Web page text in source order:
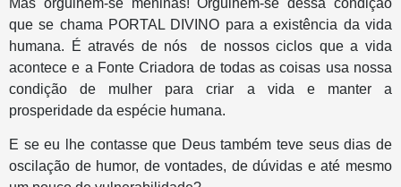
que se chama PORTAL DIVINO para a existência da vida
humana. É através de nós de nossos ciclos que a vida
acontece e a Fonte Criadora de todas as coisas usa nossa
condição de mulher para criar a vida e manter a
prosperidade da espécie humana.
E se eu lhe contasse que Deus também teve seus dias de
oscilação de humor, de vontades, de dúvidas e até mesmo